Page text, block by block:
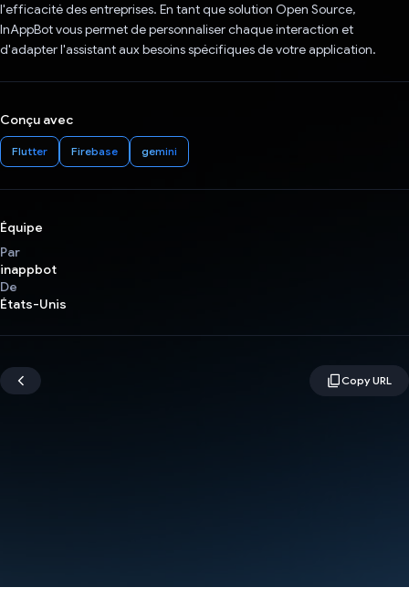
l'efficacité des entreprises. En tant que solution Open Source,
InAppBot vous permet de personnaliser chaque interaction et
d'adapter l'assistant aux besoins spécifiques de votre application.
Conçu avec
Flutter Firebase gemini
Équipe
Par
inappbot
De
États-Unis